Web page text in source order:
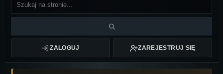
ZALOGUJ ZAREJESTRUJ SIĘ